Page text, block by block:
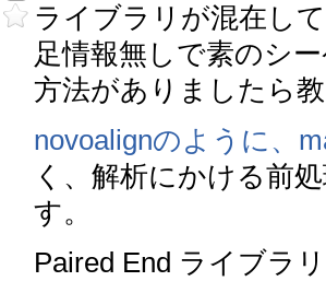
ライブラリが混在し
足情報無しで素のシ
方法がありましたら
novoalignのように、
く、解析にかける前
す。
Paired End ライブラ